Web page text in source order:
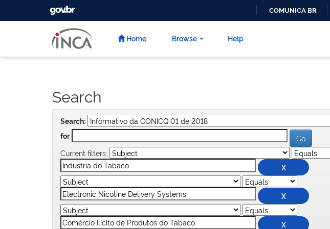
GOVBR
COMUNICA BR
Home Browse Help
Search
Search:
for
Current filters: